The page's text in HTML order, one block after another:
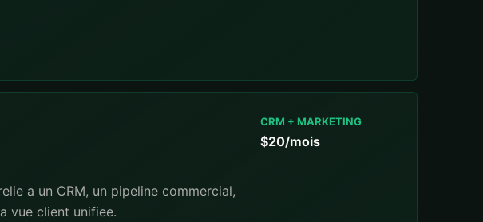
a un CRM, un pipeline commercial,
vue client unifiee.
CRM + MARKETING
$20/mois